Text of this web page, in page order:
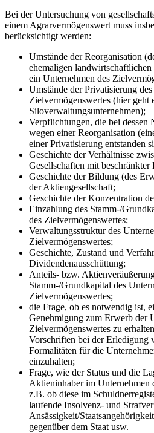
Bei der Untersuchung von
einem Agrarvermögenswert muss
berücksichtigt werden:
Umstände der Reorganisation
ehemaligen
ein Unternehmen des
Umstände der Privatisierung
Zielvermögenswertes (hier geht
Siloverwaltungsunternehmen);
Verpflichtungen, die bei dessen
wegen einer Reorganisation
einer Privatisierung entstanden
Geschichte der Verhältnisse
Gesellschaften mit beschränkter
Geschichte der Bildung (des
der Aktiengesellschaft;
Geschichte der Konzentration
Einzahlung des Stamm-/
des Zielvermögenswertes;
Verwaltungsstruktur des
Zielvermögenswertes;
Geschichte, Zustand und
Dividendenausschüttung;
Anteils- bzw.
Stamm-/Grundkapital des
Zielvermögenswertes;
die Frage, ob es notwendig ist,
Genehmigung zum Erwerb der
Zielvermögenswertes zu
Vorschriften bei der Erledigung
Formalitäten für die
einzuhalten;
Frage, wie der Status und die
Aktieninhaber im Unternehmen
z.B. ob diese im
laufende Insolvenz- und
Ansässigkeit/
gegenüber dem Staat usw.